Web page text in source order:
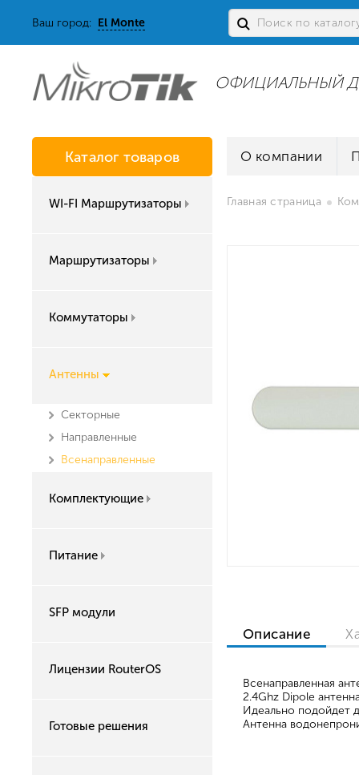
Ваш город: El Monte
ОФИЦИАЛЬНЫЙ
Каталог товаров
WI-FI Маршрутизаторы
Маршрутизаторы
Коммутаторы
Антенны
Секторные
Направленные
Всенаправленные
Комплектующие
Питание
SFP модули
Лицензии RouterOS
Готовые решения
О компании
Главная страница
Описание
Всенаправленная
2.4Ghz Dipole
Идеально подойдет
Антенна